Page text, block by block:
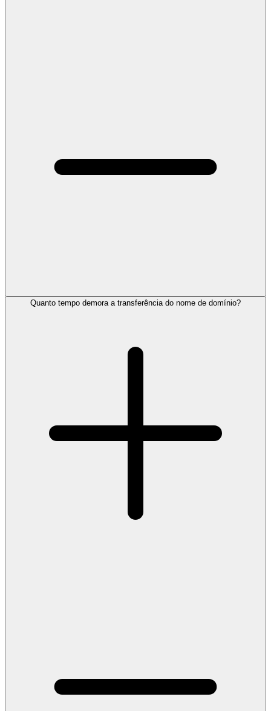
Quanto tempo demora a transferência do nome de domínio?